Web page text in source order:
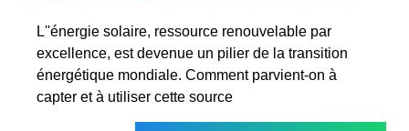
L''énergie solaire, ressource renouvelable par
excellence, est devenue un pilier de la transition
énergétique mondiale. Comment parvient-on à
capter et à utiliser cette source